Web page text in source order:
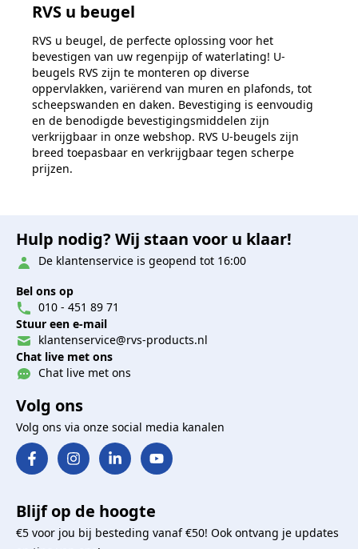
RVS u beugel
RVS u beugel, de perfecte oplossing voor het
bevestigen van uw regenpijp of waterlating! U-
beugels RVS zijn te monteren op diverse
oppervlakken, variërend van muren en plafonds, tot
scheepswanden en daken. Bevestiging is eenvoudig
en de benodigde bevestigingsmiddelen zijn
verkrijgbaar in onze webshop. RVS U-beugels zijn
breed toepasbaar en verkrijgbaar tegen scherpe
prijzen.
Hulp nodig? Wij staan voor u klaar!
De klantenservice is geopend tot 16:00
Bel ons op
010 - 451 89 71
Stuur een e-mail
klantenservice@rvs-products.nl
Chat live met ons
Chat live met ons
Volg ons
Volg ons via onze social media kanalen
Blijf op de hoogte
€5 voor jou bij besteding vanaf €50! Ook ontvang je updates